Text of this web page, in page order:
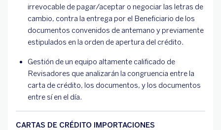
irrevocable de pagar/aceptar o negociar las letras de
cambio, contra la entrega por el Beneficiario de los
documentos convenidos de antemano y previamente
estipulados en la orden de apertura del crédito.
Gestión de un equipo altamente calificado de
Revisadores que analizarán la congruencia entre la
carta de crédito, los documentos, y los documentos
entre sí en el día.
CARTAS DE CRÉDITO IMPORTACIONES